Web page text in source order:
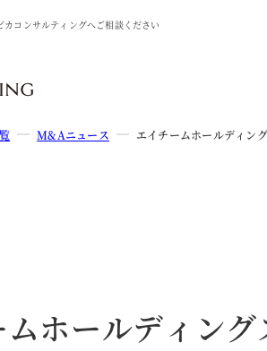
コンサルティングへご相談ください
M&Aニュース エイチームホールディン
ホールディン